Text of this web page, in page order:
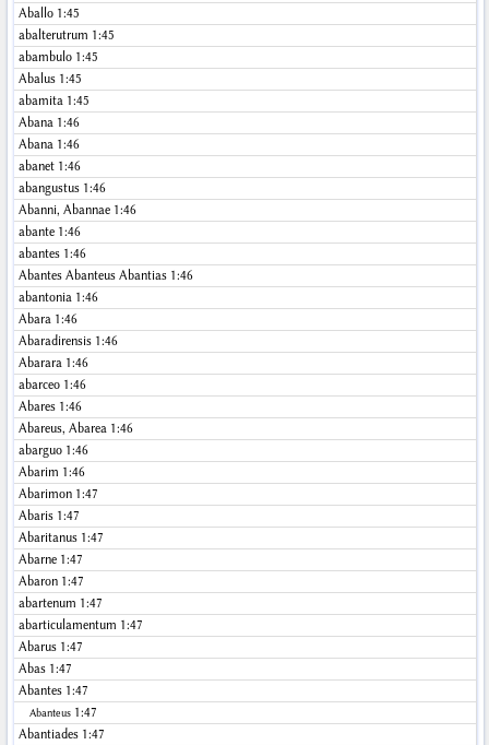
Aballo 1:45
abalterutrum 1:45
abambulo 1:45
Abalus 1:45
abamita 1:45
Abana 1:46
Abana 1:46
abanet 1:46
abangustus 1:46
Abanni, Abannae 1:46
abante 1:46
abantes 1:46
Abantes Abanteus Abantias 1:46
abantonia 1:46
Abara 1:46
Abaradirensis 1:46
Abarara 1:46
abarceo 1:46
Abares 1:46
Abareus, Abarea 1:46
abarguo 1:46
Abarim 1:46
Abarimon 1:47
Abaris 1:47
Abaritanus 1:47
Abarne 1:47
Abaron 1:47
abartenum 1:47
abarticulamentum 1:47
Abarus 1:47
Abas 1:47
Abantes 1:47
Abanteus 1:47
Abantiades 1:47